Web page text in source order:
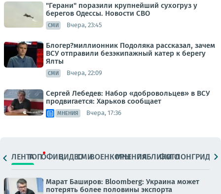
"Герани" поразили крупнейший сухогруз у
берегов Одессы. Новости СВО
СМИ Вчера, 23:45
Блогер?миллионник Подоляка рассказал, зачем
ВСУ отправили безэкипажный катер к берегу
Ялты
СМИ Вчера, 22:09
Сергей Лебедев: Набор «добровольцев» в ВСУ
продвигается: Харьков сообщает
МНЕНИЯ Вчера, 17:36
ЛЕНТАТОПОФИЦ.ВИДЕОСМИВОЕНКОРЫМНЕНИЯПАБЛИКИ
ФОТОЛОНГРИДЫ
Марат Баширов: Bloomberg: Украина может
потерять более половины экспорта